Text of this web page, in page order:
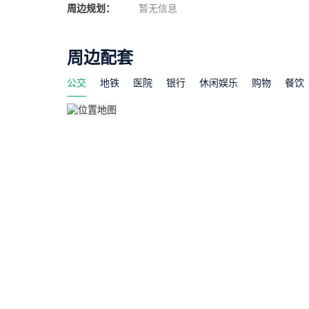
周边规划： 暂无信息
周边配套
公交 地铁 医院 银行 休闲娱乐 购物 餐饮